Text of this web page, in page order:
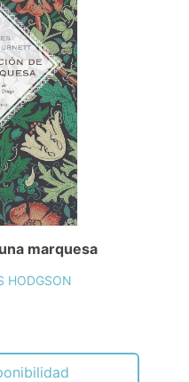
marquesa
HODGSON